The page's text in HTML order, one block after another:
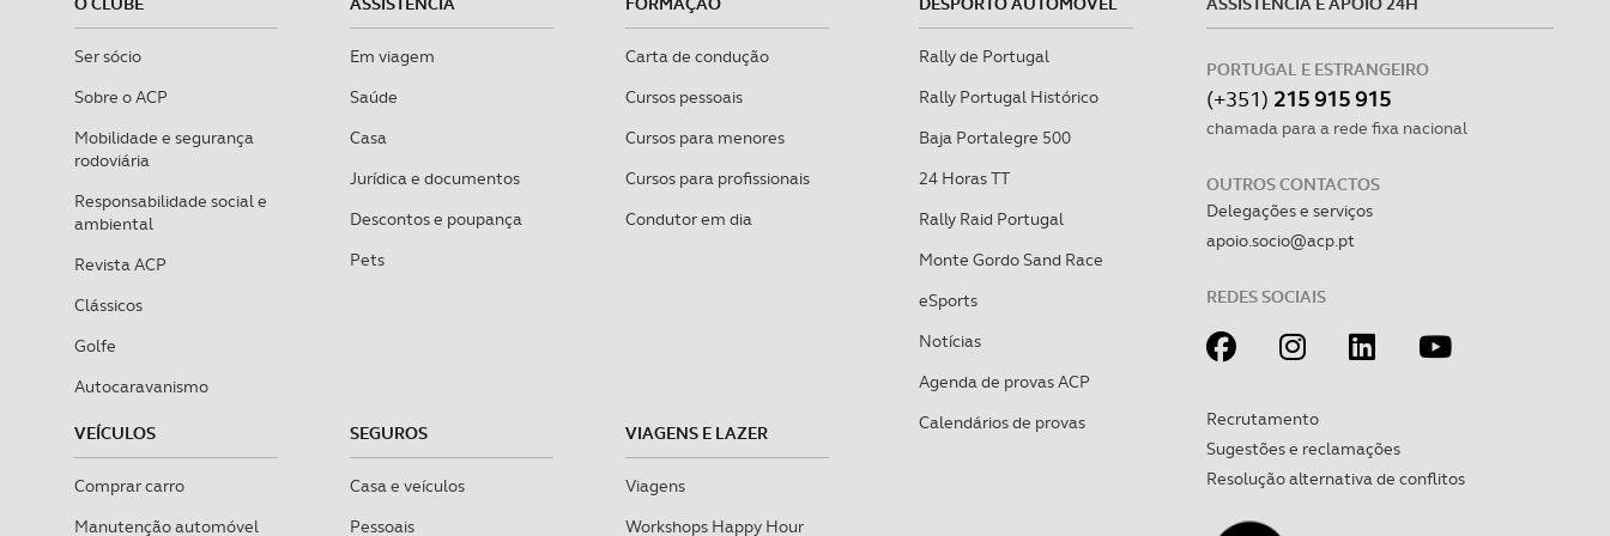
Ser sócio
Sobre o ACP
Mobilidade e segurança
rodoviária
Responsabilidade social e
ambiental
Revista ACP
Clássicos
Golfe
Autocaravanismo
Em viagem
Saúde
Casa
Jurídica e documentos
Descontos e poupança
Pets
Carta de condução
Cursos pessoais
Cursos para menores
Cursos para profissionais
Condutor em dia
VEÍCULOS
Comprar carro
Manutenção automóvel
SEGUROS
Casa e veículos
Pessoais
VIAGENS E LAZER
Viagens
Workshops Happy Hour
Rally de Portugal
Rally Portugal Histórico
Baja Portalegre 500
24 Horas TT
Rally Raid Portugal
Monte Gordo Sand Race
eSports
Notícias
Agenda de provas ACP
Calendários de provas
PORTUGAL E ESTRANGEIRO
(+351) 215 915 915
chamada para a rede fixa nacional
OUTROS CONTACTOS
Delegações e serviços
apoio.socio@acp.pt
REDES SOCIAIS
Recrutamento
Sugestões e reclamações
Resolução alternativa de conflitos